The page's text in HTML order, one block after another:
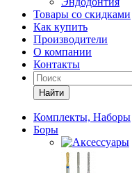
Товары со скидками
Как купить
Производители
О компании
Контакты
Найти
Комплекты, Наборы
Боры